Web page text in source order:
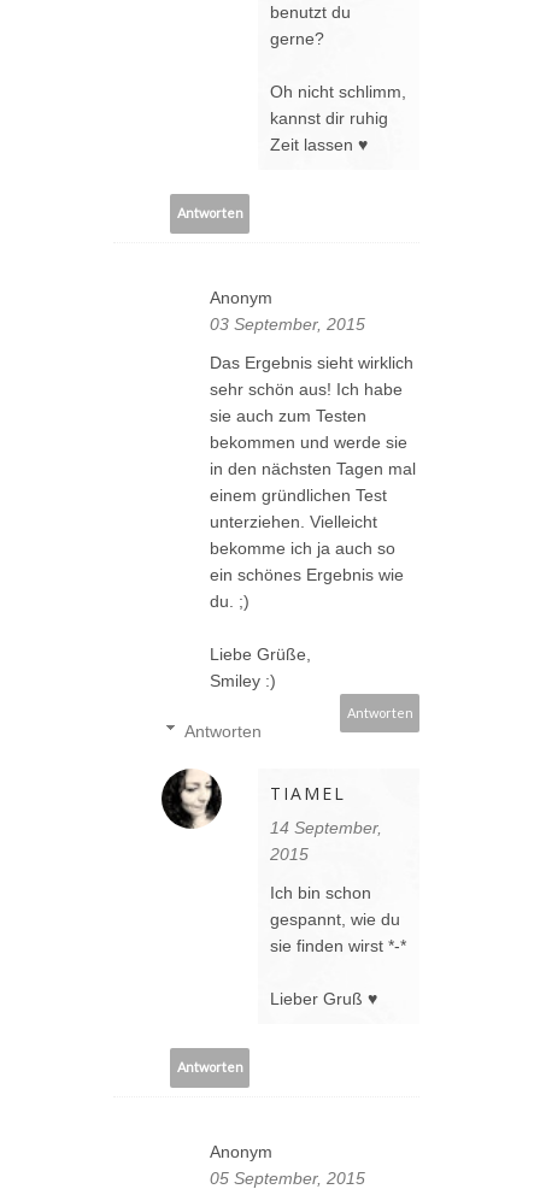
benutzt du
gerne?
Oh nicht schlimm,
kannst dir ruhig
Zeit lassen ♥
Antworten
Anonym
03 September, 2015
Das Ergebnis sieht wirklich
sehr schön aus! Ich habe
sie auch zum Testen
bekommen und werde sie
in den nächsten Tagen mal
einem gründlichen Test
unterziehen. Vielleicht
bekomme ich ja auch so
ein schönes Ergebnis wie
du. ;)
Liebe Grüße,
Smiley :)
Antworten
Antworten
TIAMEL
14 September,
2015
Ich bin schon
gespannt, wie du
sie finden wirst *-*
Lieber Gruß ♥
Antworten
Anonym
05 September, 2015